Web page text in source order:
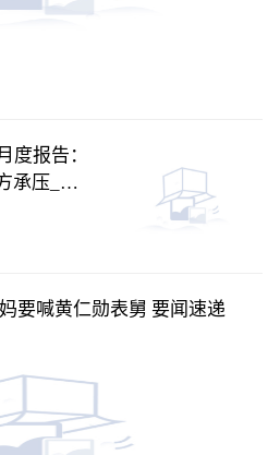
度报告：
承压_今
要喊黄仁勋表舅 要闻速递